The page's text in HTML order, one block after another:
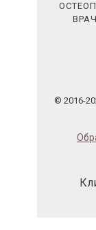
© 2016-